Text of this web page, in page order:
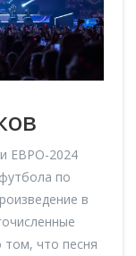
ЕВРО-2024
по
в
том, что песня